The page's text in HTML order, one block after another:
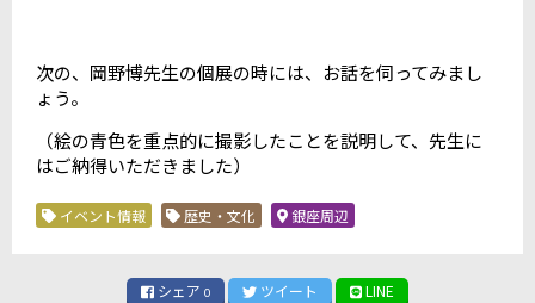
次の、岡野博先生の個展の時には、お話を伺ってみまし
ょう。
（絵の青色を重点的に撮影したことを説明して、先生に
はご納得いただきました）
イベント情報 歴史・文化 銀座周辺
シェア 0 ツイート LINE